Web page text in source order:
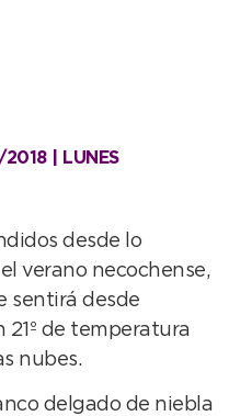
| LUNES
desde lo
verano necochense,
sentirá desde
de temperatura
nubes.
delgado de niebla